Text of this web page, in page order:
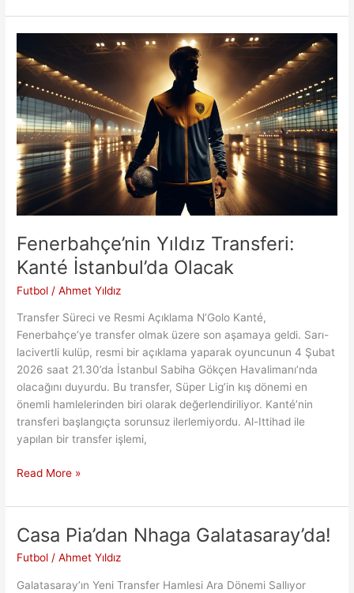
Beşiktaş’ın
Yeni
Orta
Saha
Oyuncusu
İlk
Antrenmanda
Fenerbahçe’nin Yıldız Transferi:
Kanté İstanbul’da Olacak
Futbol /Ahmet Yıldız
Transfer Süreci ve Resmi Açıklama N’Golo Kanté,
Fenerbahçe’ye transfer olmak üzere son aşamaya geldi. Sarı-
lacivertli kulüp, resmi bir açıklama yaparak oyuncunun 4 Şubat
2026 saat 21.30’da İstanbul Sabiha Gökçen Havalimanı’nda
olacağını duyurdu. Bu transfer, Süper Lig’in kış dönemi en
önemli hamlelerinden biri olarak değerlendiriliyor. Kanté’nin
transferi başlangıçta sorunsuz ilerlemiyordu. Al-Ittihad ile
yapılan bir transfer işlemi,
Fenerbahçe’nin
Transferi:
İstanbul’da
Olacak
Read More »
Casa Pia’dan Nhaga Galatasaray’da!
Futbol /Ahmet Yıldız
Galatasaray’ın Yeni Transfer Hamlesi Ara Dönemi Sallıyor